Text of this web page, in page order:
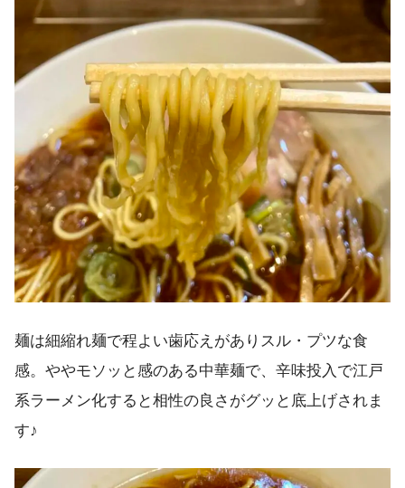
麺は細縮れ麺で程よい歯応えがありスル・プツな食
感。ややモソッと感のある中華麺で、辛味投入で江戸
系ラーメン化すると相性の良さがグッと底上げされま
す♪